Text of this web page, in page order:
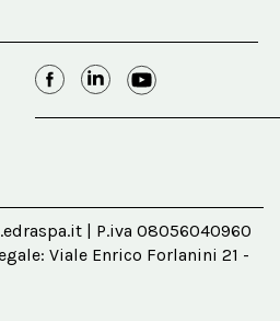
| P.iva 08056040960
Viale Enrico Forlanini 21 -